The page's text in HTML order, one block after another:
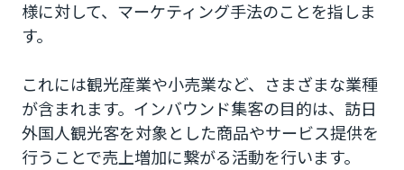
インバウンドマーケティングならWhatsApp
WhatsApp Businessでできること
インバウンドマーケティングならWhatsApp
Businessが最適
様に対して、マーケティング手法のことを指しま
す。
これには観光産業や小売業など、さまざまな業種
が含まれます。インバウンド集客の目的は、訪日
外国人観光客を対象とした商品やサービス提供を
行うことで売上増加に繋がる活動を行います。